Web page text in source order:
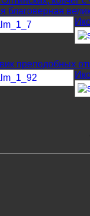
благоверная
преподобных